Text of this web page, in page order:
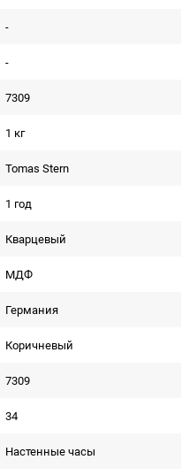
-
-
7309
1 кг
Tomas Stern
1 год
Кварцевый
МДФ
Германия
Коричневый
7309
34
Настенные часы